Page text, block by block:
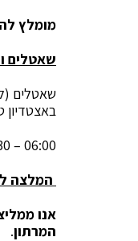
מומלץ
שאטלים
שאטלים
באצטדיון
06:00 – 13:30
המלצה
אנו
המרתון.